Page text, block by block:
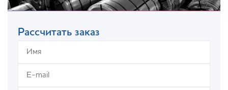
Рассчитать заказ